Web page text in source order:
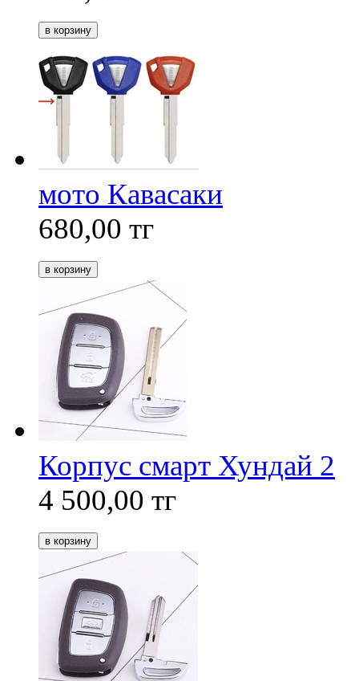
мото Кавасаки
680,00 тг
Корпус смарт Хундай 2
4 500,00 тг